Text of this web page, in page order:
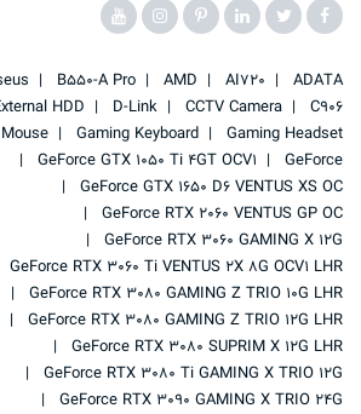
ADATA
AI720
AMD
B550-A Pro
C906
CCTV Camera
D-Link
HDD
Gaming Headset
Gaming Keyboard
GeForce
GeForce GTX 1050 Ti 4GT OCV1
GeForce GTX 1650 D6 VENTUS XS OC
GeForce RTX 2060 VENTUS GP OC
GeForce RTX 3060 GAMING X 12G
GeForce RTX 3060 Ti VENTUS 2X 8G OCV1 LHR
GeForce RTX 3080 GAMING Z TRIO 10G LHR
GeForce RTX 3080 GAMING Z TRIO 12G LHR
GeForce RTX 3080 SUPRIM X 12G LHR
GeForce RTX 3080 Ti GAMING X TRIO 12G
GeForce RTX 3090 GAMING X TRIO 24G